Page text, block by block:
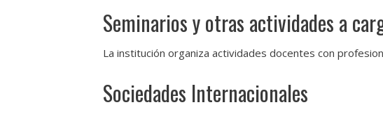
Seminarios y otras actividades a
La institución organiza actividades docentes con
Sociedades Internacionales